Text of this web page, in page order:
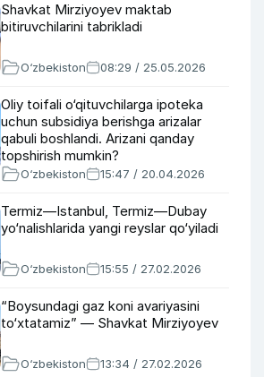
Shavkat Mirziyoyev maktab
bitiruvchilarini tabrikladi
O‘zbekiston 08:29 / 25.05.2026
Oliy toifali o‘qituvchilarga ipoteka
uchun subsidiya berishga arizalar
qabuli boshlandi. Arizani qanday
topshirish mumkin?
O‘zbekiston 15:47 / 20.04.2026
Termiz—Istanbul, Termiz—Dubay
yo‘nalishlarida yangi reyslar qo‘yiladi
O‘zbekiston 15:55 / 27.02.2026
“Boysundagi gaz koni avariyasini
to‘xtatamiz” — Shavkat Mirziyoyev
O‘zbekiston 13:34 / 27.02.2026